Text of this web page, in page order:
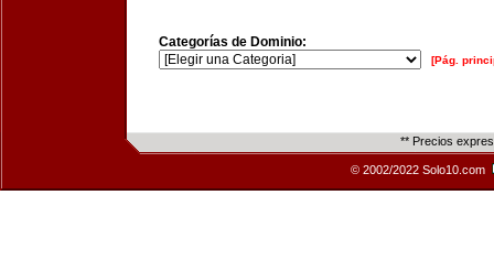
Categorías de Dominio:
[Pág.
** Precios
© 2002/2022 Solo10.com